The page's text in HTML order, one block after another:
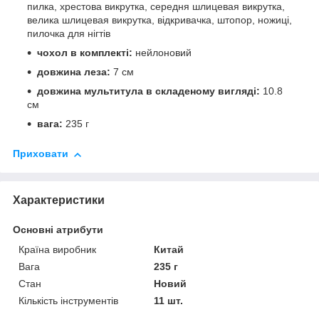
пилка, хрестова викрутка, середня шлицевая викрутка,
велика шлицевая викрутка, відкривачка, штопор, ножиці,
пилочка для нігтів
чохол в комплекті: нейлоновий
довжина леза: 7 см
довжина мультитула в складеному вигляді: 10.8
см
вага: 235 г
Приховати
Характеристики
Основні атрибути
Країна виробник
Китай
Вага
235 г
Стан
Новий
Кількість інструментів
11 шт.